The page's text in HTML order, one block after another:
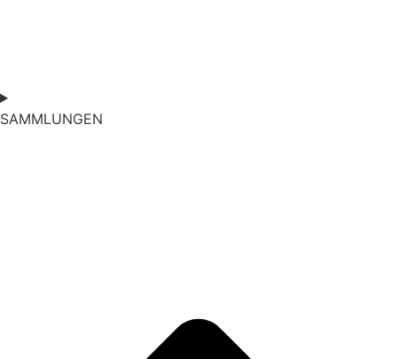
SAMMLUNGEN